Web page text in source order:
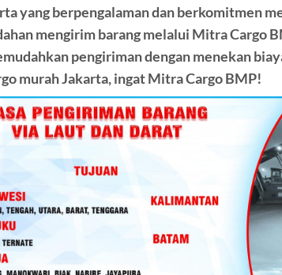
yang berpengalaman dan berkomitmen
mengirim barang melalui Mitra Cargo
pengiriman dengan menekan
murah Jakarta, ingatMitra Cargo BMP!